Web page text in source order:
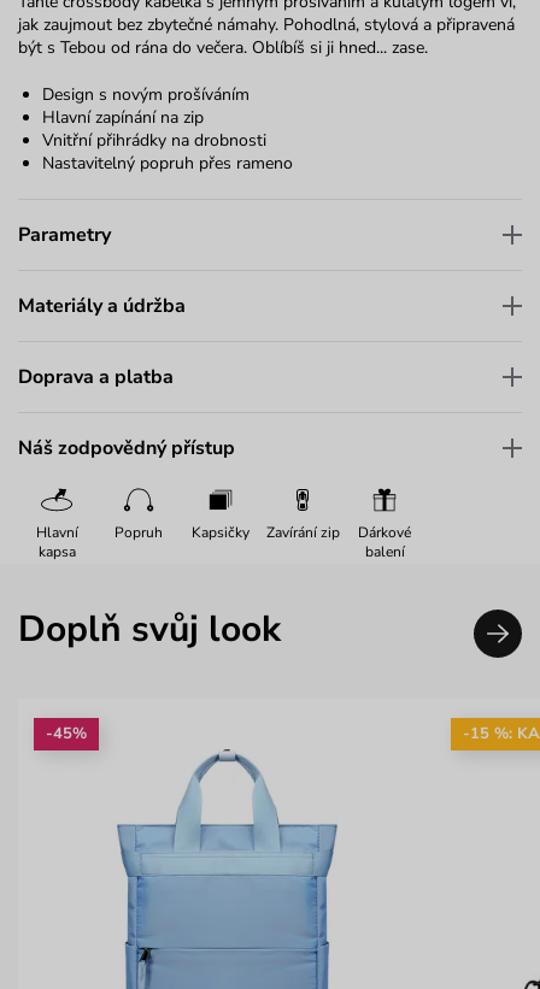
jak zaujmout bez zbytečné námahy. Pohodlná, stylová a připravená
být s Tebou od rána do večera. Oblíbíš si ji hned... zase.
Design s novým prošíváním
Hlavní zapínání na zip
Vnitřní přihrádky na drobnosti
Nastavitelný popruh přes rameno
Parametry
Materiály a údržba
Doprava a platba
Náš zodpovědný přístup
Hlavní
kapsa
Popruh Kapsičky Zavírání zip
Dárkové
balení
Doplň svůj look
-45% -15 %: